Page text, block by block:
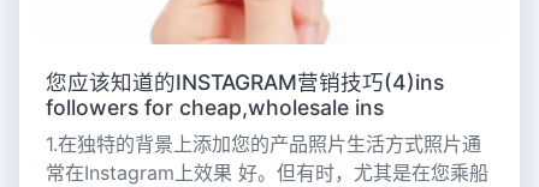
您应该知道的INSTAGRAM营销技巧(4)ins
followers for cheap,wholesale ins
1.在独特的背景上添加您的产品照片生活方式照片通
常在Instagram上效果 好。但有时，尤其是在您乘船